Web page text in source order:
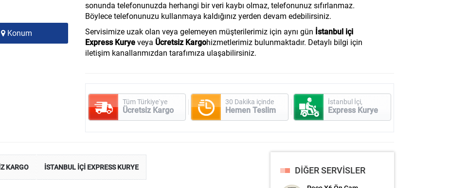
Konum
sonunda telefonunuzda herhangi bir veri kaybı olmaz, telefonunuz sıfırlanmaz.
Böylece telefonunuzu kullanmaya kaldığınız yerden devam edebilirsiniz.
Servisimize uzak olan veya gelemeyen müşterilerimiz için aynı gün İstanbul içi
Express Kurye veya Ücretsiz Kargohizmetlerimiz bulunmaktadır. Detaylı bilgi için
iletişim kanallarımızdan tarafımıza ulaşabilirsiniz.
Tüm Türkiye`ye
Ücretsiz Kargo
30 Dakika içinde
Hemen Teslim
İstanbul İçi,
Express Kurye
KARGO İSTANBUL İÇİ EXPRESS KURYE DİĞER SERVİSLER